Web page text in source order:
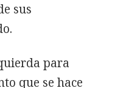
sus
para
que se hace